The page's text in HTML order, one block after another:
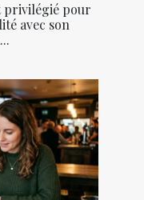
privilégié pour
avec son